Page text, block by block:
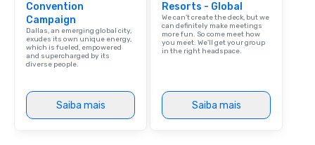
and soul. ► Visual Sophistication: Our
performers reflect the
aesthetic—classic
modern edge. By
immersive
in that "golden hour"
Convention
Campaign
Dallas, an emerging global city,
exudes its own unique energy,
which is fueled, empowered
and supercharged by its
diverse people.
Saiba mais
Resorts - Global
We can't create the deck, but we
can definitely make meetings
more fun. So come meet how
you meet. We'll get your group
in the right headspace.
Saiba mais